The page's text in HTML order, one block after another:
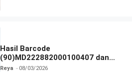
Hasil Barcode
(90)MD222882000100407 dan
Izin BPOM
Reya 08/03/2026